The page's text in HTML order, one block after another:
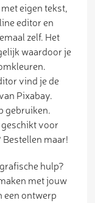
eigen tekst,
editor en
zelf. Het
waardoor je
vind je de
Pixabay.
gebruiken.
voor
maar!
hulp?
met jouw
een ontwerp